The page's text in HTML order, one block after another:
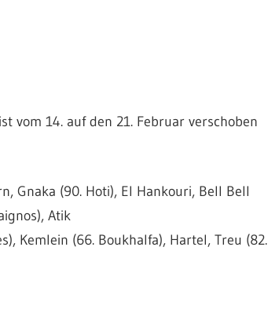
vom 14. auf den 21. Februar verschoben
Gnaka (90. Hoti), El Hankouri, Bell Bell
Atik
Kemlein (66. Boukhalfa), Hartel, Treu (82.